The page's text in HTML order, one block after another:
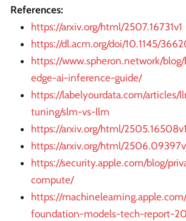
References:
https://arxiv.org/html/2507.16731v1
https://dl.acm.org/doi/10.1145/
https://www.spheron.network/
edge-ai-inference-guide/
https://labelyourdata.com/articles/
tuning/slm-vs-llm
https://arxiv.org/html/2505.16508v1
https://arxiv.org/html/
https://security.apple.com/blog/
compute/
https://
foundation-models-tech-report-